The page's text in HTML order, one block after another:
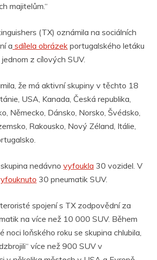
majitelům.“
(TX) oznámila na sociálních
a sdílela obrázek portugalského letáku
z cílových SUV.
že má aktivní skupiny v těchto 18
USA, Kanada, Česká republika,
Německo, Dánsko, Norsko, Švédsko,
Rakousko, Nový Zéland, Itálie,
nedávno vyfoukla 30 vozidel. V
30 pneumatik SUV.
spojení s TX zodpovědní za
na více než 10 000 SUV. Během
noci loňského roku se skupina chlubila,
více než 900 SUV v